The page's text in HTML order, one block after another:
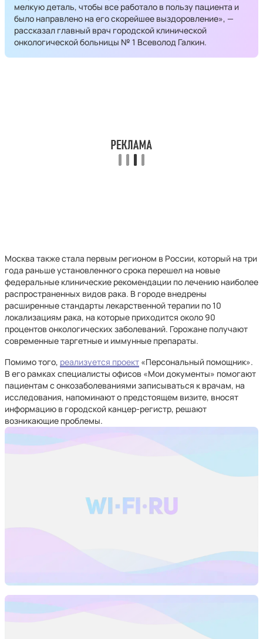
мелкую деталь, чтобы все работало в пользу пациента и
было направлено на его скорейшее выздоровление», —
рассказал главный врач городской клинической
онкологической больницы № 1 Всеволод Галкин.
Москва также стала первым регионом в России, который на три
года раньше установленного срока перешел на новые
федеральные клинические рекомендации по лечению наиболее
распространенных видов рака. В городе внедрены
расширенные стандарты лекарственной терапии по 10
локализациям рака, на которые приходится около 90
процентов онкологических заболеваний. Горожане получают
современные таргетные и иммунные препараты.
Помимо того, реализуется проект «Персональный помощник».
В его рамках специалисты офисов «Мои документы» помогают
пациентам с онкозаболеваниями записываться к врачам, на
исследования, напоминают о предстоящем визите, вносят
информацию в городской канцер-регистр, решают
возникающие проблемы.